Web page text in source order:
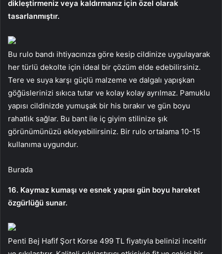
dikleştirmeniz veya kaldırmanız için özel olarak
tasarlanmıştır.
Bu rulo bandı ihtiyacınıza göre kesip cildinize uygulayarak
her türlü dekolte için ideal bir çözüm elde edebilirsiniz.
Tere ve suya karşı güçlü malzeme ve dalgalı yapışkan
göğüslerinizi sıkıca tutar ve kolay kolay ayrılmaz. Pamuklu
yapısı cildinizde yumuşak bir his bırakır ve gün boyu
rahatlık sağlar. Bu bant ile iç giyim stilinize şık
görünümünüzü ekleyebilirsiniz. Bir rulo ortalama 10-15
kullanıma uygundur.
Burada
16. Kaymaz kumaşı ve esnek yapısı gün boyu hareket
özgürlüğü sunar.
Penti Bej Hafif Şort Korse 499 TL fiyatıyla belinizi inceltir